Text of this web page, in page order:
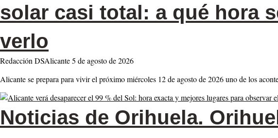
solar casi total: a qué hora
verlo
Redacción DSAlicante5 de agosto de 2026
Alicante se prepara para vivir el próximo miércoles 12 de agosto de 2026 uno de los
Noticias de Orihuela.